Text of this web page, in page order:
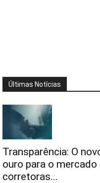
Últimas Notícias
Transparência: O
ouro para o mercado
corretoras...